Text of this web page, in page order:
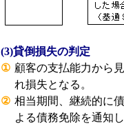
(3)貸倒損失の判定
① 顧客の支払能力から
れ損失となる。
② 相当期間、継続的に
よる債務免除を通知